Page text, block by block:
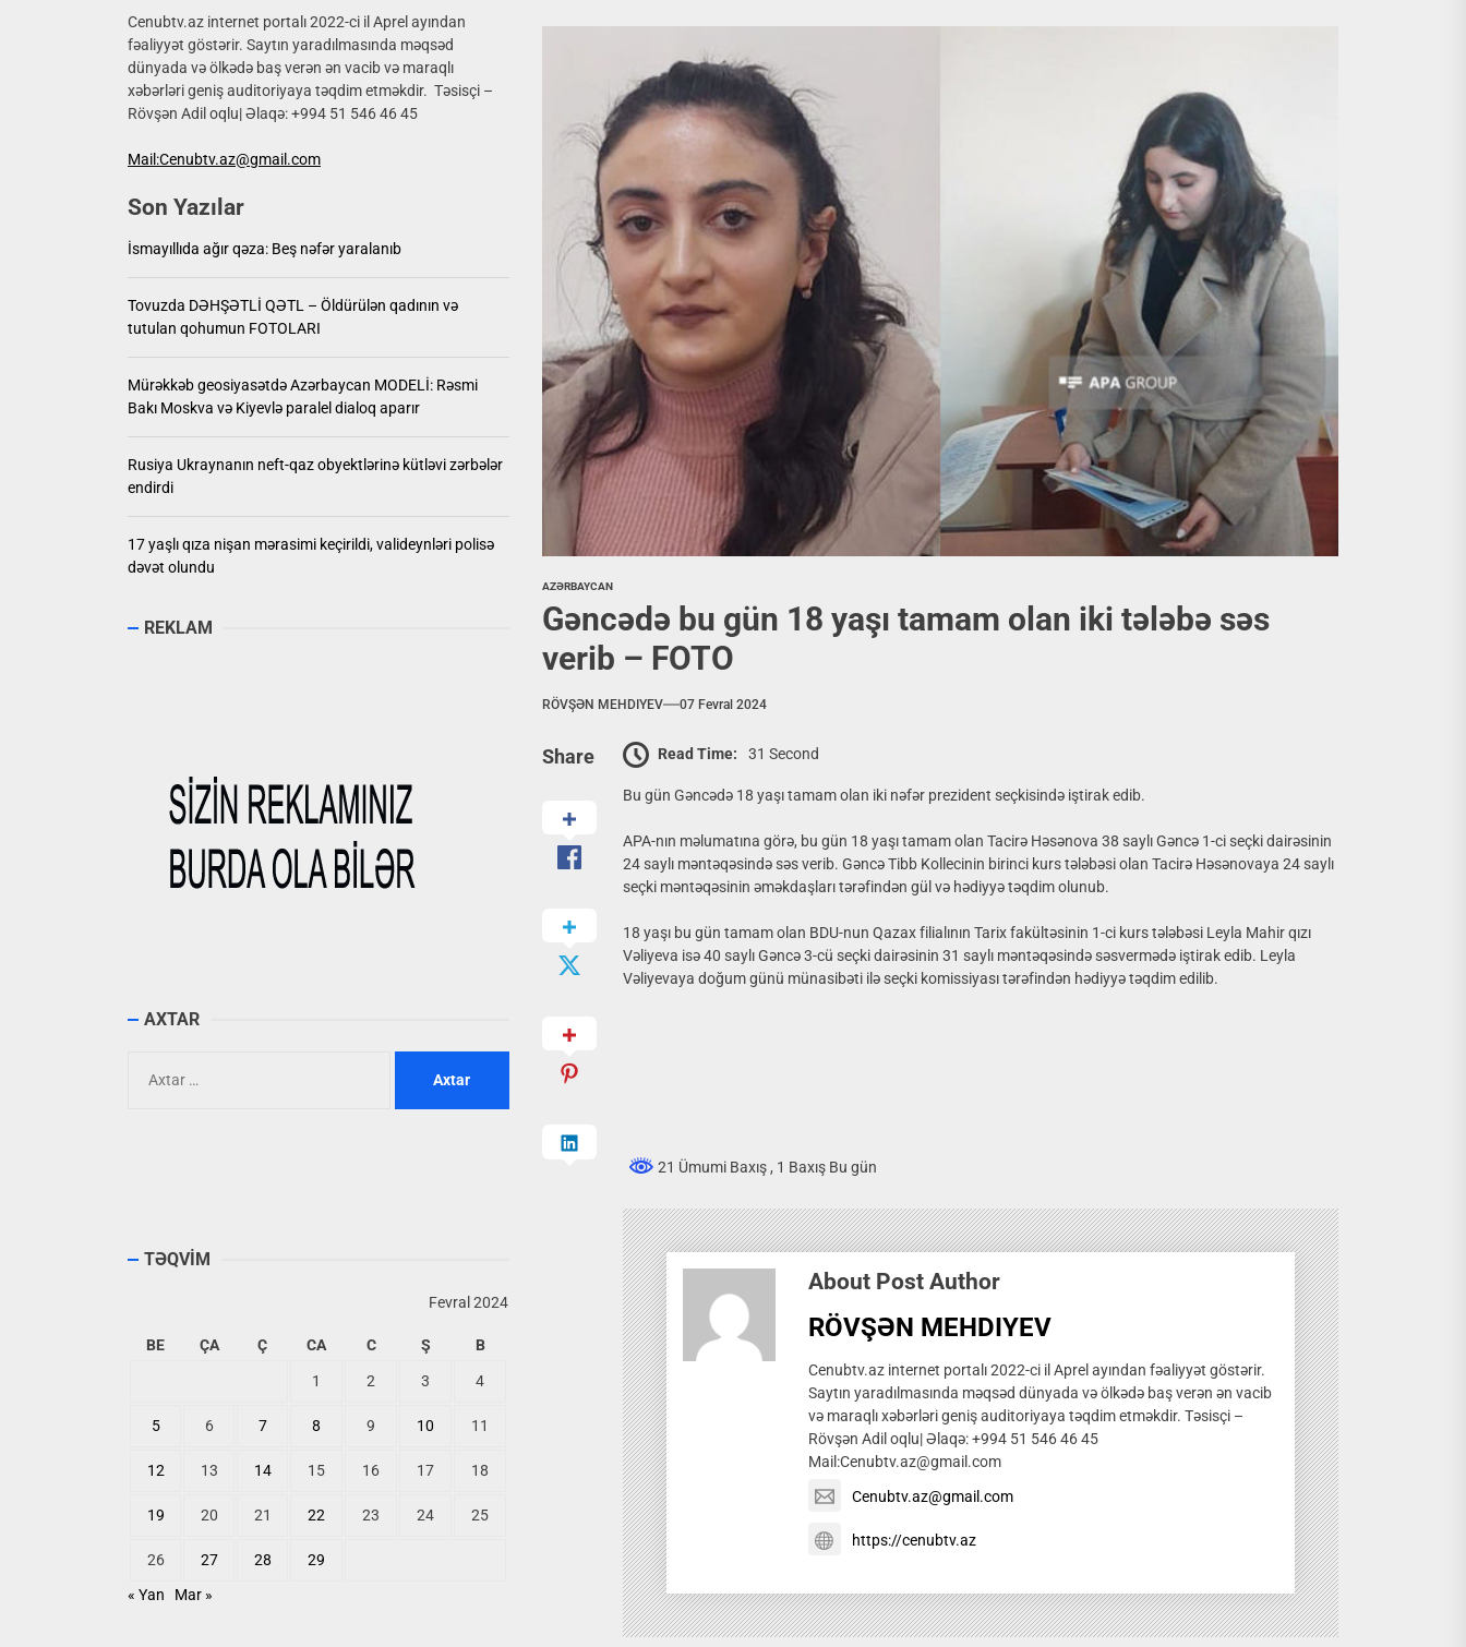
17 yaşlı qıza nişan mərasimi keçirildi, valideynləri polisə dəvət olundu
İsmayıllıda ağır qəza: Beş nəfər yaralanıb
Tovuzda DƏHŞƏTLİ QƏTL – Öldürülən qadının və tutulan qohumun FOTOLARI
Mürəkkəb geosiyasətdə Azərbaycan MODELİ: Rəsmi Bakı Moskva və Kiyevlə paralel dialoq aparır
Rusiya Ukraynanın neft-qaz obyektlərinə kütləvi zərbələr endirdi
17 yaşlı qıza nişan mərasimi keçirildi, valideynləri polisə dəvət olundu
AZƏRBAYCAN
Gəncədə bu gün 18 yaşı tamam olan iki tələbə səs
verib – FOTO
RÖVŞƏN MEHDIYEV 07 Fevral 2024
Share Read Time: 31 Second
Bu gün Gəncədə 18 yaşı tamam olan iki nəfər prezident seçkisində iştirak edib.
APA-nın məlumatına görə, bu gün 18 yaşı tamam olan Tacirə Həsənova 38 saylı Gəncə 1-ci seçki dairəsinin
24 saylı məntəqəsində səs verib. Gəncə Tibb Kollecinin birinci kurs tələbəsi olan Tacirə Həsənovaya 24 saylı
seçki məntəqəsinin əməkdaşları tərəfindən gül və hədiyyə təqdim olunub.
18 yaşı bu gün tamam olan BDU-nun Qazax filialının Tarix fakültəsinin 1-ci kurs tələbəsi Leyla Mahir qızı
Vəliyeva isə 40 saylı Gəncə 3-cü seçki dairəsinin 31 saylı məntəqəsində səsvermədə iştirak edib. Leyla
Vəliyevaya doğum günü münasibəti ilə seçki komissiyası tərəfindən hədiyyə təqdim edilib.
21 Ümumi Baxış, 1 Baxış Bu gün
About Post Author
RÖVŞƏN MEHDIYEV
Cenubtv.az internet portalı 2022-ci il Aprel ayından fəaliyyət göstərir.
Saytın yaradılmasında məqsəd dünyada və ölkədə baş verən ən vacib
və maraqlı xəbərləri geniş auditoriyaya təqdim etməkdir. Təsisçi –
Rövşən Adil oqlu| Əlaqə: +994 51 546 46 45
Mail:Cenubtv.az@gmail.com
Cenubtv.az@gmail.com
https://cenubtv.az
Cenubtv.az internet portalı 2022-ci il Aprel ayından
fəaliyyət göstərir. Saytın yaradılmasında məqsəd
dünyada və ölkədə baş verən ən vacib və maraqlı
xəbərləri geniş auditoriyaya təqdim etməkdir. Təsisçi –
Rövşən Adil oqlu| Əlaqə: +994 51 546 46 45
Mail:Cenubtv.az@gmail.com
Son Yazılar
İsmayıllıda ağır qəza: Beş nəfər yaralanıb
Tovuzda DƏHŞƏTLİ QƏTL – Öldürülən qadının və
tutulan qohumun FOTOLARI
Mürəkkəb geosiyasətdə Azərbaycan MODELİ: Rəsmi
Bakı Moskva və Kiyevlə paralel dialoq aparır
Rusiya Ukraynanın neft-qaz obyektlərinə kütləvi zərbələr
endirdi
17 yaşlı qıza nişan mərasimi keçirildi, valideynləri polisə
dəvət olundu
REKLAM
AXTAR
TƏQVİM
Fevral 2024
BE ÇA Ç CA C Ş B
1 2 3 4
5 6 7 8 9 10 11
12 13 14 15 16 17 18
19 20 21 22 23 24 25
26 27 28
29
« Yan
Mar »